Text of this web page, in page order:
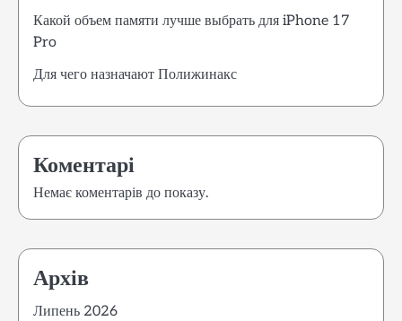
Какой объем памяти лучше выбрать для iPhone 17
Pro
Для чего назначают Полижинакс
Коментарі
Немає коментарів до показу.
Архів
Липень 2026